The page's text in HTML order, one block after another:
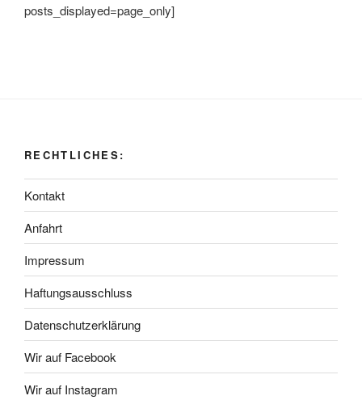
posts_displayed=page_only]
RECHTLICHES:
Kontakt
Anfahrt
Impressum
Haftungsausschluss
Datenschutzerklärung
Wir auf Facebook
Wir auf Instagram